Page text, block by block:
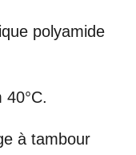
polyamide
à tambour